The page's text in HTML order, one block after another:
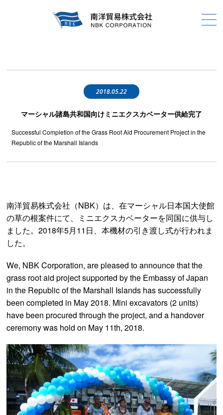
2018.05.22
マーシャル諸島共和国向けミニエクスカベーター供給完了
Successful Completion of the Grass Root Aid Procurement Project in the
Republic of the Marshall Islands
南洋貿易株式会社（NBK）は、在マーシャル日本国大使館
の草の根案件にて、ミニエクスカベーターを同国に供与し
ました。2018年5月11日、本機材の引き渡し式が行われま
した。
We, NBK Corporation, are pleased to announce that the
grass root aid project supported by the Embassy of Japan
in the Republic of the Marshall Islands has successfully
been completed in May 2018. Mini excavators (2 units)
have been procured through the project, and a handover
ceremony was hold on May 11th, 2018.